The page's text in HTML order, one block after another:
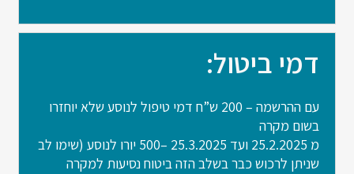
דמי ביטול:
עם ההרשמה – 200 ש”ח דמי טיפול לנוסע שלא יוחזרו
בשום מקרה
מ 25.2.2025 ועד 25.3.2025 –500 יורו לנוסע (שימו לב
שניתן לרכוש כבר בשלב הזה ביטוח נסיעות למקרה